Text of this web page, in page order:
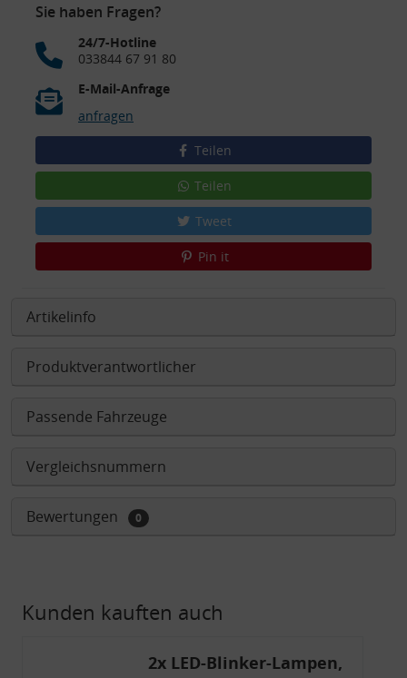
Sie haben Fragen?
24/7-Hotline
033844 67 91 80
E-Mail-Anfrage
anfragen
Teilen
Teilen
Tweet
Pin it
Artikelinfo
Produktverantwortlicher
Passende Fahrzeuge
Vergleichsnummern
Bewertungen 0
Kunden kauften auch
2x LED-Blinker-Lampen,